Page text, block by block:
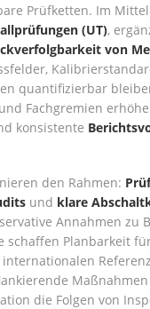
Prüfketten. Im
(UT),
von
quantifizierbar
Fachgremien
konsistente
den Rahmen:
und klare
Annahmen zu
Planbarkeit
die Folgen von